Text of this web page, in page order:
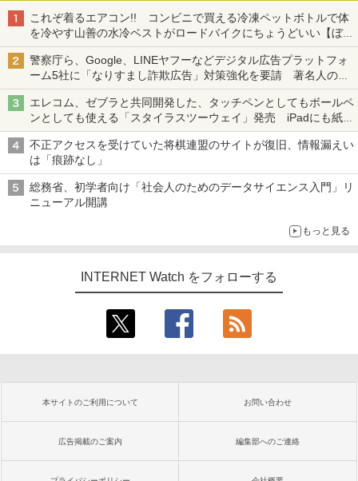
これぞ着るエアコン!! コンビニで買える冷凍ペットボトルで体
を冷やす山善の水冷ベストがロードバイクにちょうどいい【ぼっ
ち・ざ・ろーど！その14】【空いた時間でなにしてる？】
警察庁ら、Google、LINEヤフーなどデジタル広告プラットフォ
ーム5社に「なりすまし詐欺広告」対策強化を要請 著名人の写
真や映像を使った投資詐欺などへの対策として
エレコム、ゼブラと共同開発した、タッチペンとしてもボールペ
ンとしても使える「スタイラスツーウェイ」発売 iPadにも紙に
も、持ち替えずに書き込める
不正アクセスを受けていた将棋連盟のサイトが復旧、情報漏えい
は「痕跡なし」
総務省、初学者向け「社会人のためのデータサイエンス入門」リ
ニューアル開講
もっと見る
INTERNET Watch をフォローする
本サイトのご利用について お問い合わせ
広告掲載のご案内 編集部へのご連絡